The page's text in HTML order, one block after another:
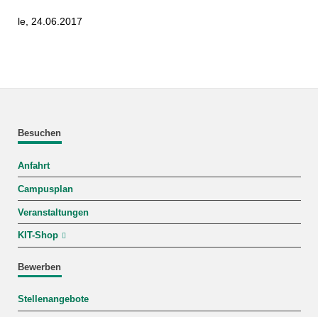
le, 24.06.2017
Besuchen
Anfahrt
Campusplan
Veranstaltungen
KIT-Shop
Bewerben
Stellenangebote